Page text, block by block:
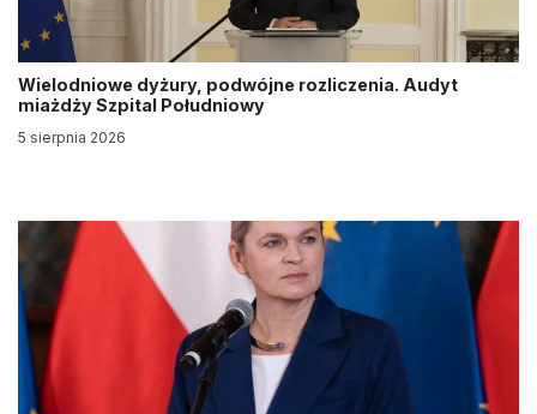
Wielodniowe dyżury, podwójne rozliczenia. Audyt
miażdży Szpital Południowy
5 sierpnia 2026